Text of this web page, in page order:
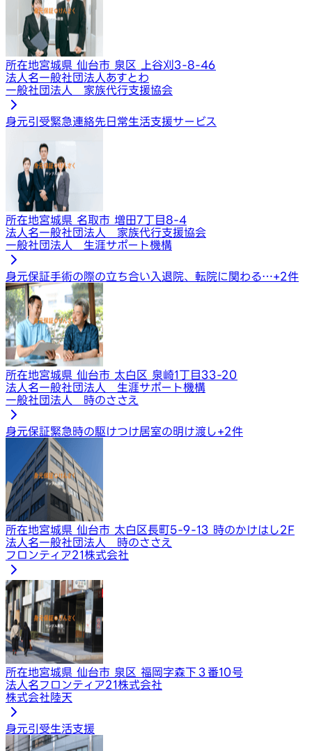
所在地宮城県 仙台市 泉区 上谷刈3-8-46
法人名一般社団法人あすとわ
一般社団法人 家族代行支援協会
身元引受緊急連絡先日常生活支援サービス
所在地宮城県 名取市 増田7丁目8-4
法人名一般社団法人 家族代行支援協会
一般社団法人 生涯サポート機構
身元保証手術の際の立ち合い 入退院、転院に関わる…+2件
所在地宮城県 仙台市 太白区 泉崎1丁目33-20
法人名一般社団法人 生涯サポート機構
一般社団法人 時のささえ
身元保証緊急時の駆けつけ居室の明け渡し+2件
所在地宮城県 仙台市 太白区長町5-9-13 時のかけはし2F
法人名一般社団法人 時のささえ
フロンティア21株式会社
所在地宮城県 仙台市 泉区 福岡字森下３番10号
法人名 フロンティア21株式会社
株式会社陸天
身元引受生活支援